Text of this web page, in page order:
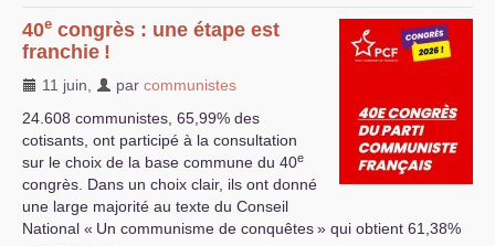
40e congrès : une étape est
franchie !
11 juin par communistes
24.608 communistes, 65,99% des
cotisants, ont participé à la consultation
sur le choix de la base commune du 40e
congrès. Dans un choix clair, ils ont donné
une large majorité au texte du Conseil
National « Un communisme de conquêtes» qui obtient 61,38%